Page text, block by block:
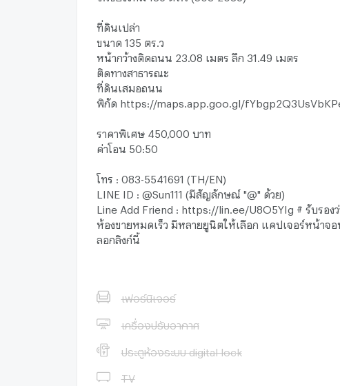
ที่ดินเปล่า
ขนาด 135 ตร.ว
หน้ากว้างติดถนน 23.08 เมตร ลึก 31.49 เมตร
ติดทางสาธารณะ
ที่ดินเสมอถนน
พิกัด https://maps.app.goo.gl/
ราคาพิเศษ 450,000 บาท
ค่าโอน 50:50
โทร : 083-5541691 (TH/EN)
LINE ID : @Sun111 (มีสัญลักษณ์ "@" ด้วย)
Line Add Friend : https://lin.ee/U8O5YIg # รับรองว่
ห้องขายหมดเร็ว มีหลายยูนิตให้เลือก แคปเจอร์หน้าจ
ลอกลิงก์นี้
เฟอร์นิเจอร์
เครื่องปรับอากาศ
ประตูห้องระบบ digital lock
TV